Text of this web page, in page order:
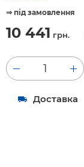
⇒ під замовлення
10 441 грн.
1
Доставка